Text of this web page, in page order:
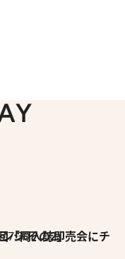
誌即売会にチャレンジ その2」